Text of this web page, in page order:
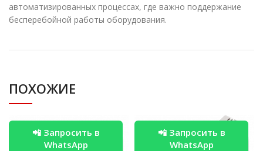
автоматизированных процессах, где важно поддержание
бесперебойной работы оборудования.
ПОХОЖИЕ
📲 Запросить в
WhatsApp
📲 Запросить в
WhatsApp